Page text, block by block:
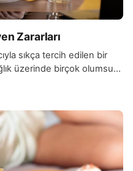
Zararları
sıkça tercih edilen bir
üzerinde birçok olumsuz
yavaşlamasına
enerji tasarrufu
ilerleyen saatlerinde aşırı
Öğün atlamak, kan
[…]